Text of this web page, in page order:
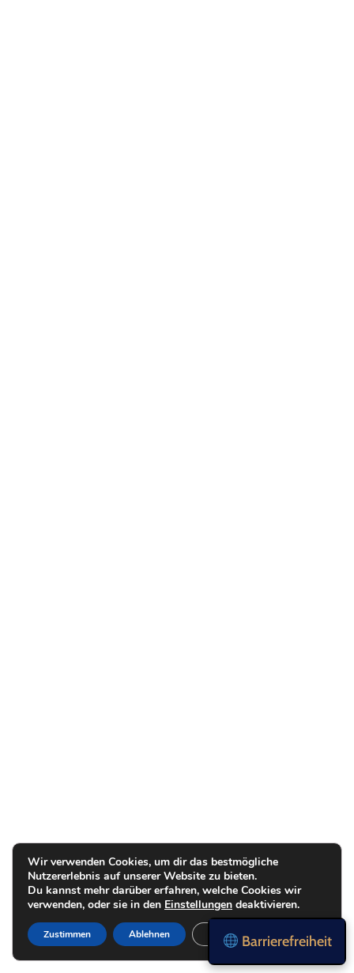
Barrierefreiheit
Wir verwenden Cookies, um dir das bestmögliche
Nutzererlebnis auf unserer Website zu bieten.
Du kannst mehr darüber erfahren, welche Cookies wir
verwenden, oder sie in den Einstellungen deaktivieren.
Zustimmen Ablehnen Einstellungen